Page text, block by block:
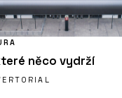
něco vydrží